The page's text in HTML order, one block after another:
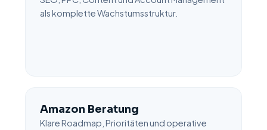
als komplette Wachstumsstruktur.
Amazon Beratung
Klare Roadmap, Prioritäten und operative